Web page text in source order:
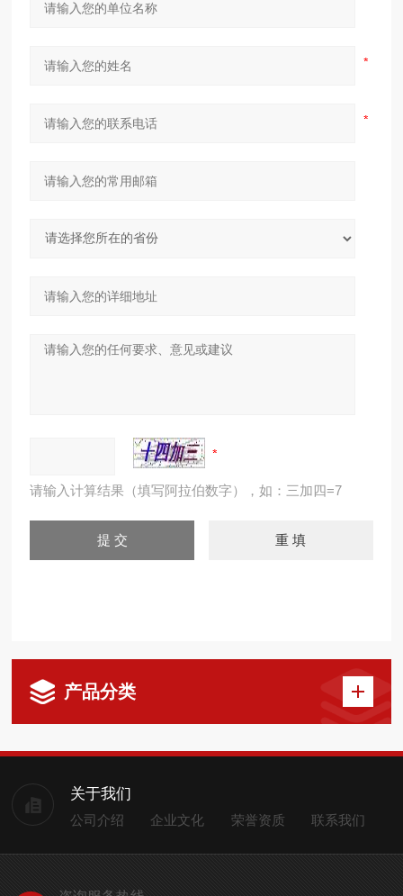
请输入计算结果（填写阿拉伯数字），如：三加四=7
产品分类
关于我们
公司介绍 企业文化 荣誉资质 联系我们